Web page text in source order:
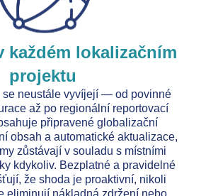
každém lokalizačním
projektu
se neustále vyvíjejí — od povinné
až po regionální reportovací
připravené globalizační
obsah a automatické aktualizace,
zůstávají v souladu s místními
kdykoliv. Bezplatné a pravidelné
že shoda je proaktivní, nikoli
eliminují nákladná zdržení nebo